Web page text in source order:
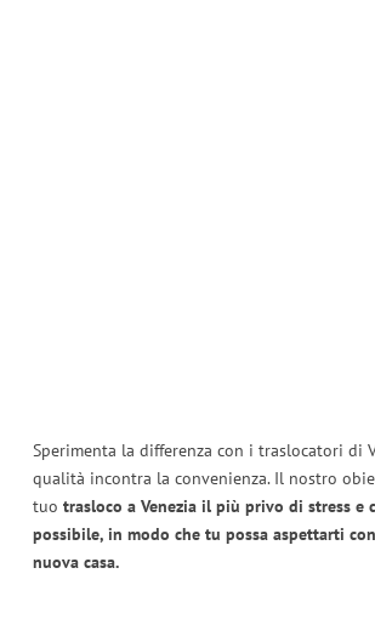
Sperimenta la differenza con i traslocatori di
qualità incontra la convenienza. Il nostro
tuo trasloco a Venezia il più privo di stress e
possibile, in modo che tu possa aspettarti
nuova casa.